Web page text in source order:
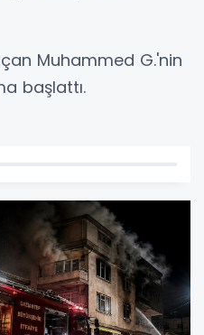
Muhammed G.'nin
başlattı.